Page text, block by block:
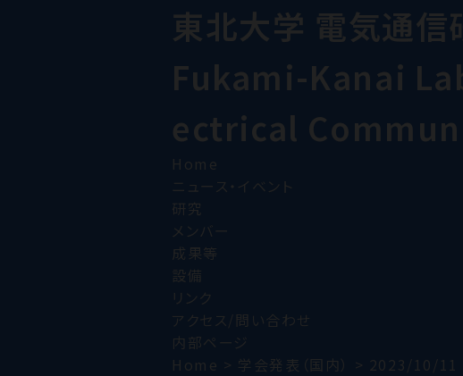
東北大学 電気通
Fukami-Kanai
ectrical
Home
ニュース・イベント
研究
メンバー
成果等
設備
リンク
アクセス/問い合わせ
内部ページ
Home > 学会発表（国内） > 2023/10/11